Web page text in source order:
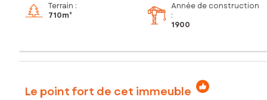
Terrain :
710m²
Année de construction
:
1900
Le point fort de cet immeuble